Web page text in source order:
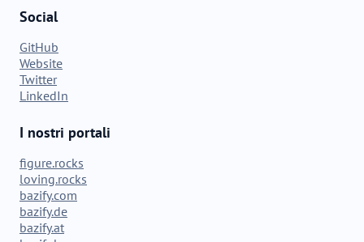
Social
GitHub
Website
Twitter
LinkedIn
I nostri portali
figure.rocks
loving.rocks
bazify.com
bazify.de
bazify.at